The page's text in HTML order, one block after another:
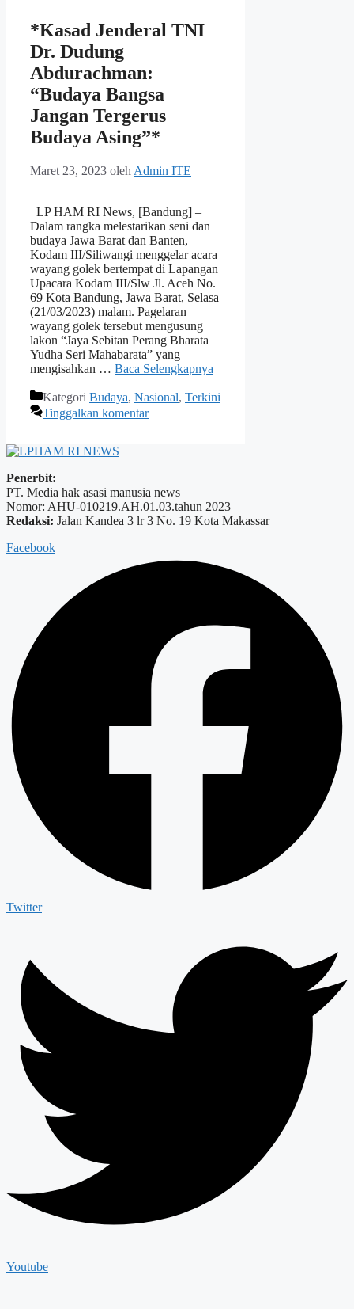
*Kasad Jenderal TNI
Dr. Dudung
Abdurachman:
“Budaya Bangsa
Jangan Tergerus
Budaya Asing”*
Maret 23, 2023 oleh Admin ITE
LP HAM RI News, [Bandung] –
Dalam rangka melestarikan seni dan
budaya Jawa Barat dan Banten,
Kodam III/Siliwangi menggelar acara
wayang golek bertempat di Lapangan
Upacara Kodam III/Slw Jl. Aceh No.
69 Kota Bandung, Jawa Barat, Selasa
(21/03/2023) malam. Pagelaran
wayang golek tersebut mengusung
lakon “Jaya Sebitan Perang Bharata
Yudha Seri Mahabarata” yang
mengisahkan … Baca Selengkapnya
Kategori Budaya, Nasional, Terkini
Tinggalkan komentar
Penerbit:
PT. Media hak asasi manusia news
Nomor: AHU-010219.AH.01.03.tahun 2023
Redaksi: Jalan Kandea 3 lr 3 No. 19 Kota Makassar
Facebook
Twitter
Youtube